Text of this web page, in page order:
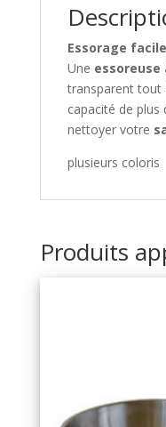
Essorage facile
Une essoreuse
transparent tout
capacité de
nettoyer votre
plusieurs coloris
Produits